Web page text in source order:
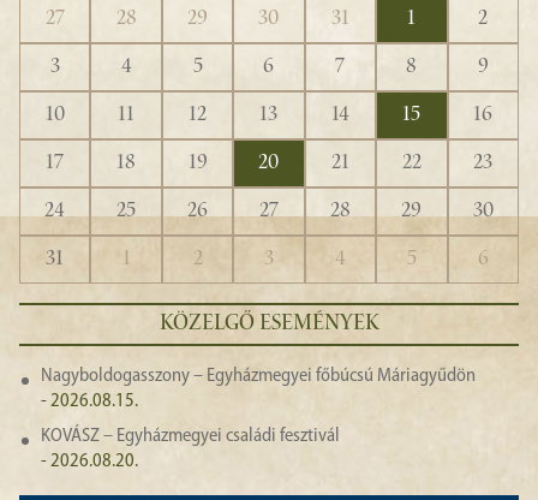
27 28 29 30 31 1
2
3
4 5 6 7 8
9
10
11 12 13 14 15
16
17
18 19 20 21 22
23
24
25 26 27 28 29
30
31
1 2 3 4 5 6
KÖZELGŐ ESEMÉNYEK
Nagyboldogasszony – Egyházmegyei főbúcsú Máriagyűdön
- 2026.08.15.
KOVÁSZ – Egyházmegyei családi fesztivál
- 2026.08.20.